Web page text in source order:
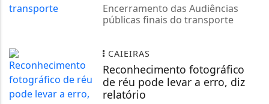
compartilhada do
Parque da...
Encerramento das Audiências
públicas finais do transporte
CAIEIRAS
Reconhecimento fotográfico
de réu pode levar a erro, diz
relatório